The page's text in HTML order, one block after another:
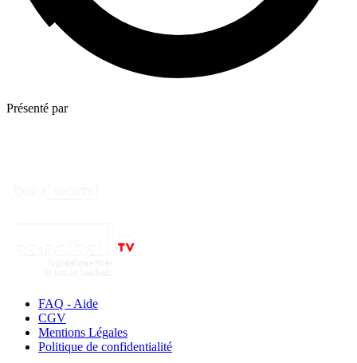
Présenté par
FAQ - Aide
CGV
Mentions Légales
Politique de confidentialité